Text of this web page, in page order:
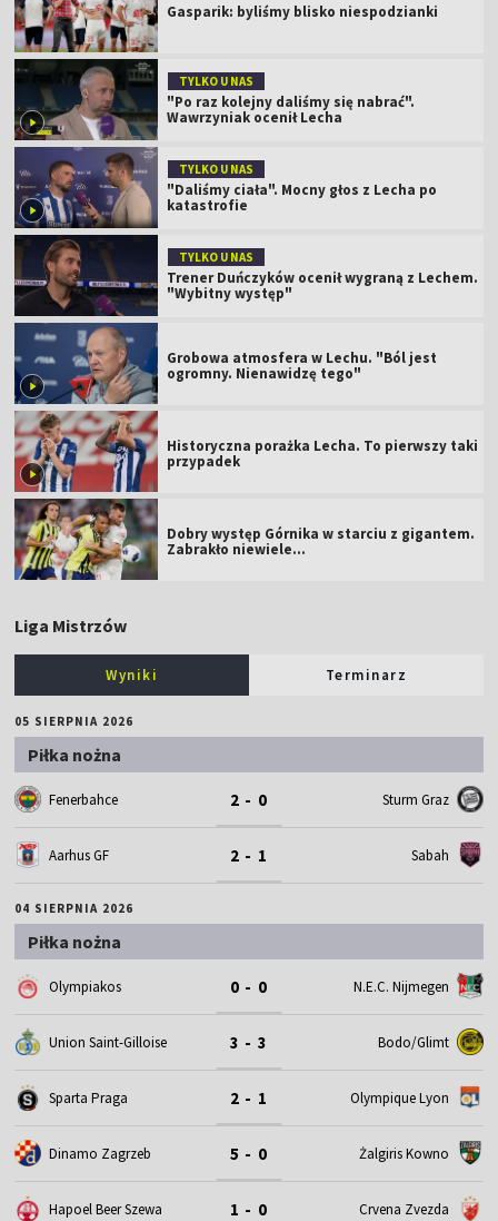
Gasparik: byliśmy blisko niespodzianki
TYLKO U NAS
"Po raz kolejny daliśmy się nabrać".
Wawrzyniak ocenił Lecha
TYLKO U NAS
"Daliśmy ciała". Mocny głos z Lecha po
katastrofie
TYLKO U NAS
Trener Duńczyków ocenił wygraną z Lechem.
"Wybitny występ"
Grobowa atmosfera w Lechu. "Ból jest
ogromny. Nienawidzę tego"
Historyczna porażka Lecha. To pierwszy taki
przypadek
Dobry występ Górnika w starciu z gigantem.
Zabrakło niewiele...
Liga Mistrzów
Wyniki Terminarz
05 SIERPNIA 2026
Piłka nożna
Fenerbahce 2 - 0 Sturm Graz
Aarhus GF 2 - 1 Sabah
04 SIERPNIA 2026
Piłka nożna
Olympiakos 0 - 0 N.E.C. Nijmegen
Union Saint-Gilloise 3 - 3 Bodo/Glimt
Sparta Praga 2 - 1 Olympique Lyon
Dinamo Zagrzeb 5 - 0 Żalgiris Kowno
Hapoel Beer Szewa 1 - 0 Crvena Zvezda